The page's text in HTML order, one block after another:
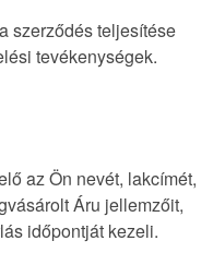
szerződés teljesítése
tevékenységek.
az Ön nevét, lakcímét,
Áru jellemzőit,
időpontját kezeli.